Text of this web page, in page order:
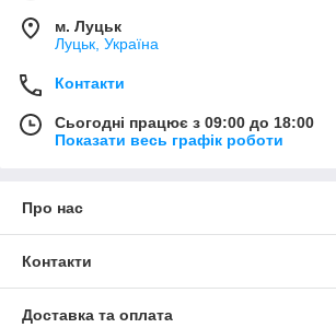
м. Луцьк
Луцьк, Україна
Контакти
Сьогодні працює з 09:00 до 18:00
Показати весь графік роботи
Про нас
Контакти
Доставка та оплата